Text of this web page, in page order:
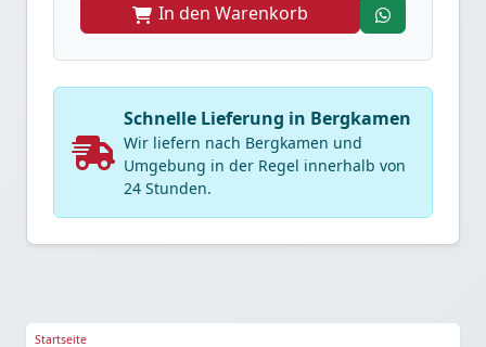
Startseite
In den Warenkorb
Schnelle Lieferung in Bergkamen
Wir liefern nach Bergkamen und
Umgebung in der Regel innerhalb von
24 Stunden.